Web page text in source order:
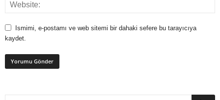
Ismimi, e-postamı ve web sitemi bir dahaki sefere bu tarayıcıya
kaydet.